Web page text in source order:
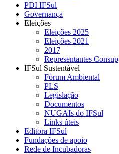
PDI IFSul
Governança
Eleições
Eleições 2025
Eleições 2021
2017
Representantes Consup
IFSul Sustentável
Fórum Ambiental
PLS
Legislação
Documentos
NUGAIs do IFSul
Links úteis
Editora IFSul
Fundações de apoio
Rede de Incubadoras